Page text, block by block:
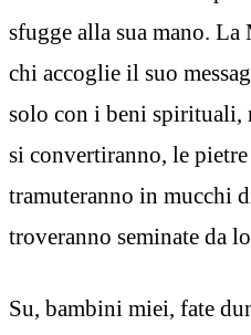
sfugge alla sua mano. La
chi accoglie il suo
solo con i beni spirituali,
si convertiranno, le pietre
tramuteranno in mucchi
troveranno seminate da
Su, bambini miei, fate